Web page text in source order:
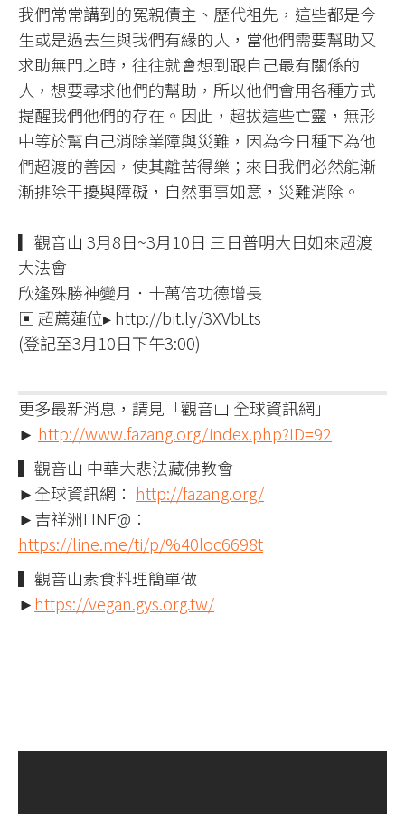
我們常常講到的冤親債主、歷代祖先，這些都是今
生或是過去生與我們有緣的人，當他們需要幫助又
求助無門之時，往往就會想到跟自己最有關係的
人，想要尋求他們的幫助，所以他們會用各種方式
提醒我們他們的存在。因此，超拔這些亡靈，無形
中等於幫自己消除業障與災難，因為今日種下為他
們超渡的善因，使其離苦得樂；來日我們必然能漸
漸排除干擾與障礙，自然事事如意，災難消除。​
▎觀音山 3月8日~3月10日 三日普明大日如來超渡
大法會
欣逢殊勝神變月．十萬倍功德增長
▣ 超薦蓮位▸ http://bit.ly/3XVbLts
(登記至3月10日下午3:00)
更多最新消息，請見「觀音山 全球資訊網」
► http://www.fazang.org/index.php?ID=92
▍觀音山 中華大悲法藏佛教會
►全球資訊網： http://fazang.org/
►吉祥洲LINE@：
https://line.me/ti/p/%40loc6698t
▍觀音山素食料理簡單做
►https://vegan.gys.org.tw/